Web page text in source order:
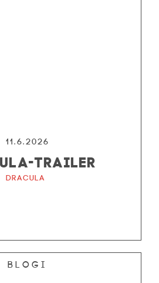
11.6.2026
TRAILER
Dracula
Blogi